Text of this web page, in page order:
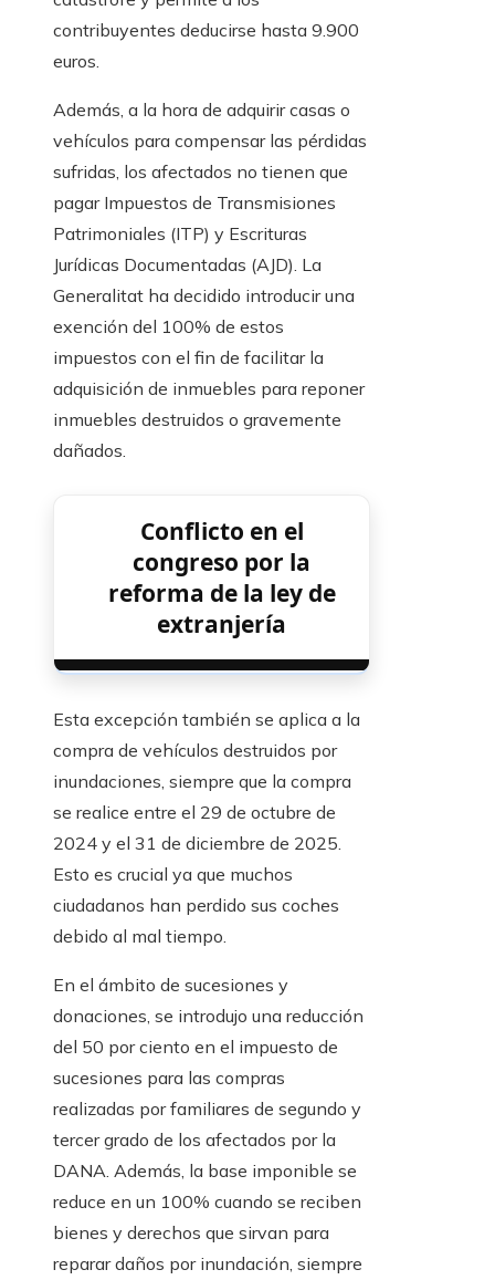
contribuyentes deducirse hasta 9.900
euros.
Además, a la hora de adquirir casas o
vehículos para compensar las pérdidas
sufridas, los afectados no tienen que
pagar Impuestos de Transmisiones
Patrimoniales (ITP) y Escrituras
Jurídicas Documentadas (AJD). La
Generalitat ha decidido introducir una
exención del 100% de estos
impuestos con el fin de facilitar la
adquisición de inmuebles para reponer
inmuebles destruidos o gravemente
dañados.
Conflicto en el
congreso por la
reforma de la ley de
extranjería
Esta excepción también se aplica a la
compra de vehículos destruidos por
inundaciones, siempre que la compra
se realice entre el 29 de octubre de
2024 y el 31 de diciembre de 2025.
Esto es crucial ya que muchos
ciudadanos han perdido sus coches
debido al mal tiempo.
En el ámbito de sucesiones y
donaciones, se introdujo una reducción
del 50 por ciento en el impuesto de
sucesiones para las compras
realizadas por familiares de segundo y
tercer grado de los afectados por la
DANA. Además, la base imponible se
reduce en un 100% cuando se reciben
bienes y derechos que sirvan para
reparar daños por inundación, siempre